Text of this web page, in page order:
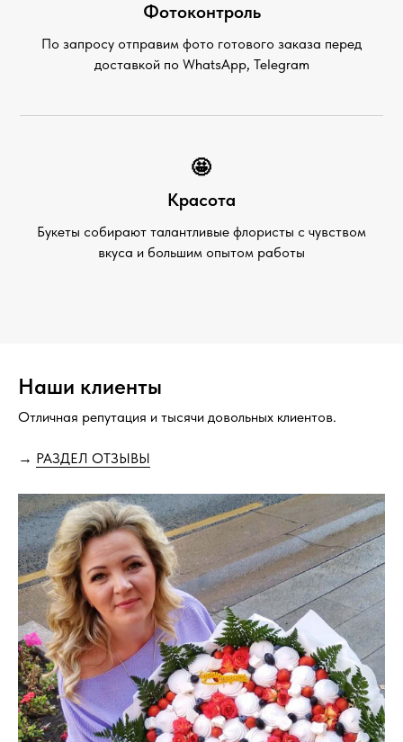
Фотоконтроль
По запросу отправим фото готового заказа перед
доставкой по WhatsApp, Telegram
🤩
Красота
Букеты собирают талантливые флористы с чувством
вкуса и большим опытом работы
Наши клиенты
Отличная репутация и тысячи довольных клиентов.
→ РАЗДЕЛ ОТЗЫВЫ